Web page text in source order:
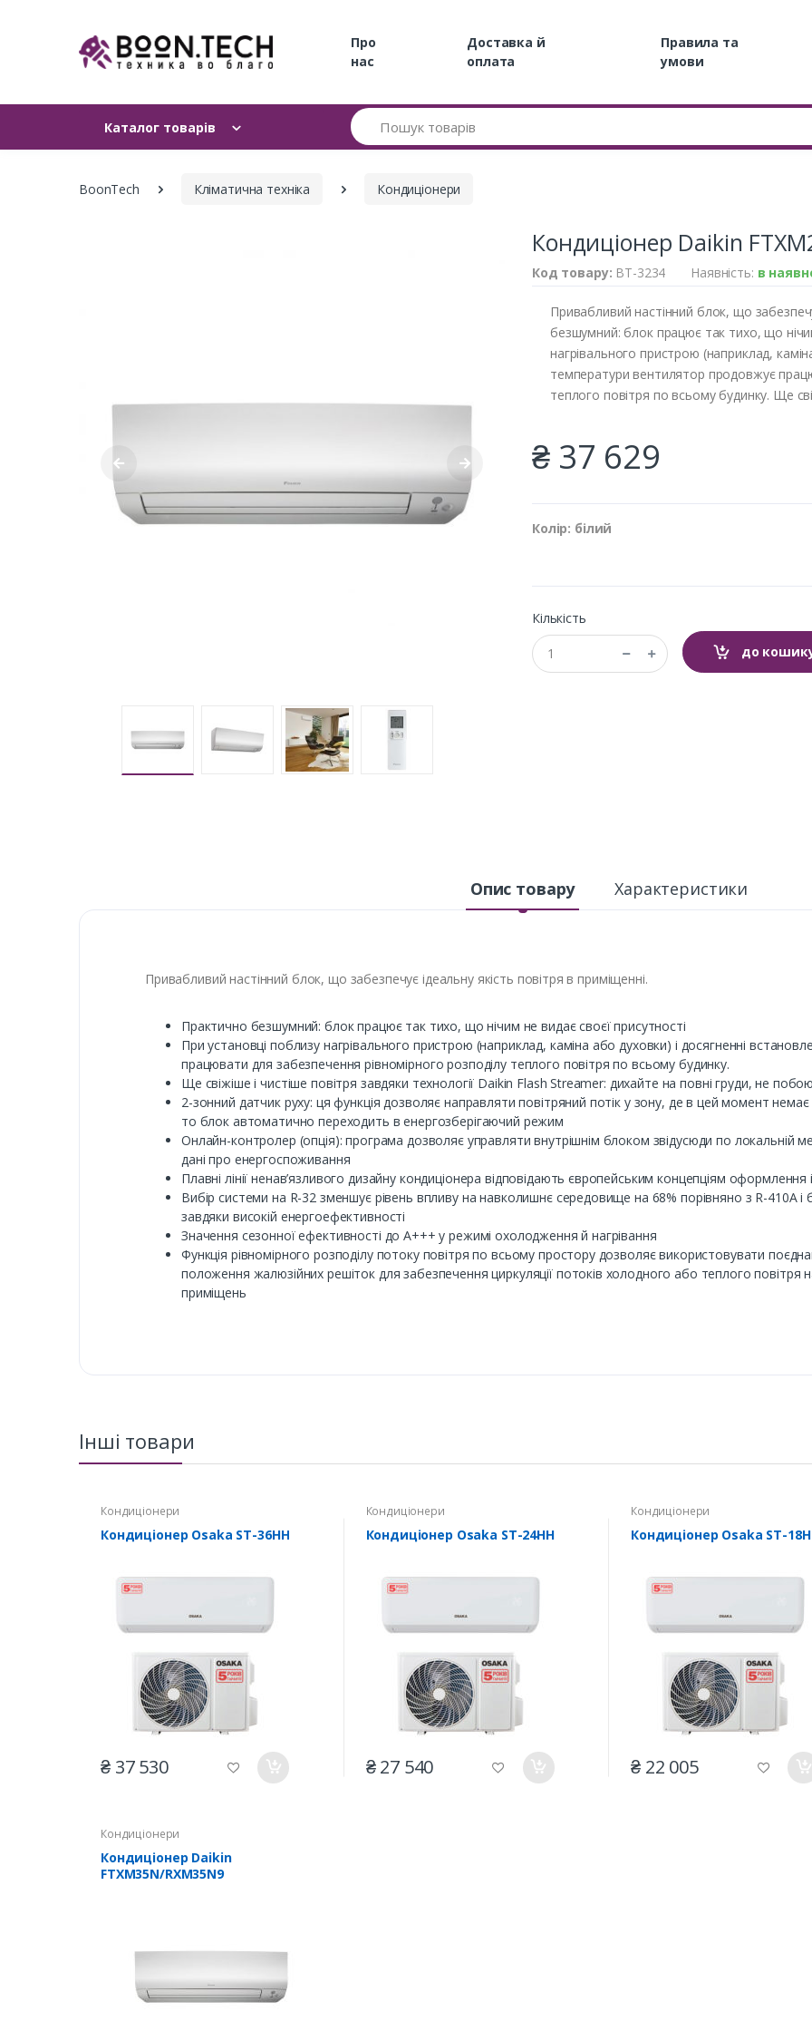
Про
нас
Доставка й
оплата
Правила та
умови
Каталог товарів
Пошук
BoonTech Кліматична техніка Кондиціонери
Кондиціонер Daikin
Код товару: BT-3234 Наявність: в
Привабливий настінний блок, що
безшумний: блок працює так тихо, що
нагрівального пристрою (наприклад,
температури вентилятор продовжує
теплого повітря по всьому будинку. Ще
₴ 37 629
Колір: білий
Кількість
до
Опис товару Характеристики
Привабливий настінний блок, що забезпечує ідеальну якість повітря в приміщенні.
Практично безшумний: блок працює так тихо, що нічим не видає своєї присутності
При установці поблизу нагрівального пристрою (наприклад, каміна або духовки) і досягненні
працювати для забезпечення рівномірного розподілу теплого повітря по всьому будинку.
Ще свіжіше і чистіше повітря завдяки технології Daikin Flash Streamer: дихайте на повні груди, не
2-зонний датчик руху: ця функція дозволяє направляти повітряний потік у зону, де в цей момент
то блок автоматично переходить в енергозберігаючий режим
Онлайн-контролер (опція): програма дозволяє управляти внутрішнім блоком звідусюди по локальній
дані про енергоспоживання
Плавні лінії ненав’язливого дизайну кондиціонера відповідають європейським концепціям оформлення
Вибір системи на R-32 зменшує рівень впливу на навколишнє середовище на 68% порівняно з R-410A і
завдяки високій енергоефективності
Значення сезонної ефективності до A+++ у режимі охолодження й нагрівання
Функція рівномірного розподілу потоку повітря по всьому простору дозволяє використовувати
положення жалюзійних решіток для забезпечення циркуляції потоків холодного або теплого повітря
приміщень
Інші товари
Кондиціонери
Кондиціонер Osaka ST-36HH
₴ 37 530
Кондиціонери
Кондиціонер Osaka ST-24HH
₴ 27 540
Кондиціонери
Кондиціонер Osaka ST-
₴ 22 005
Кондиціонери
Кондиціонер Daikin
FTXM35N/RXM35N9